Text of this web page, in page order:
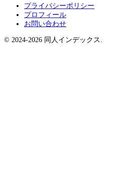
プライバシーポリシー
プロフィール
お問い合わせ
© 2024-2026 同人インデックス.